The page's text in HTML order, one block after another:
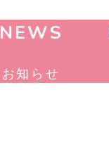
NEWS
お知らせ